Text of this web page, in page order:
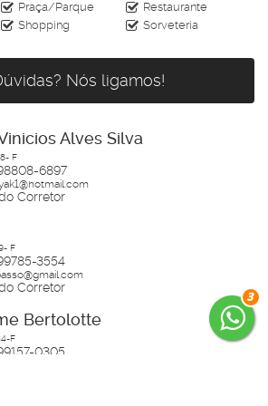
3
Praça/Parque
Restaurante
Shopping Sorveteria
Nós ligamos!
Alves Silva
F
6897
Corretor
F
3554
Corretor
Bertolotte
F
0305